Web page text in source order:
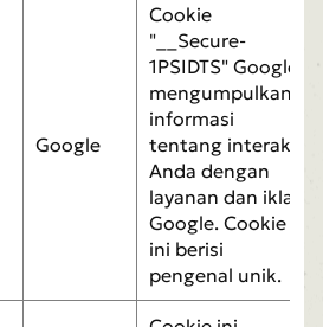
Google
Cookie
"__Secure-
1PSIDTS" Google
mengumpulkan
informasi
tentang interaksi
Anda dengan
layanan dan iklan
Google. Cookie
ini berisi
pengenal unik.